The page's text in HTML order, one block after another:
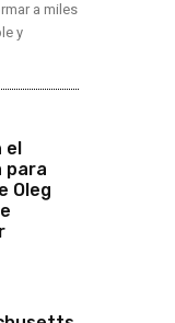
a miles
y
para
Oleg